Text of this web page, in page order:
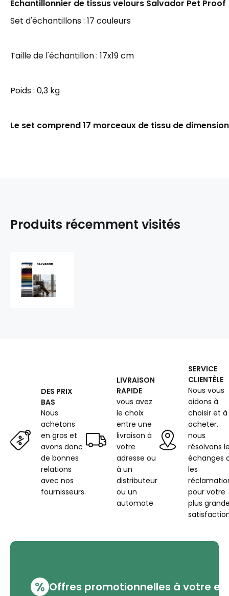
Échantillonnier de tissus velours Salvador Pet Proof
Set d'échantillons : 17 couleurs
Taille de l'échantillon : 17x19 cm
Poids : 0,3 kg
Le set comprend 17 morceaux de tissu de
Produits récemment visités
DES PRIX
BAS
Nous
achetons
en gros et
avons donc
de bonnes
relations
avec nos
fournisseurs.
LIVRAISON
RAPIDE
vous avez
le choix
entre une
livraison à
votre
adresse ou
à un
distributeur
ou un
automate
SERVICE
CLIENTÈLE
Nous vous
aidons à
choisir et à
acheter,
nous
résolvons
échanges
les
pour votre
plus
% Offres promotionnelles à votre